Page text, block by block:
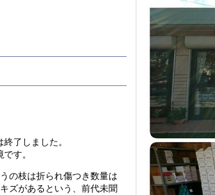
了しました。
す。
の枝は折られ傷つき数量は
ズがあるという、前代未聞